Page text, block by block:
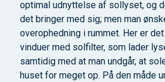
optimal udnyttelse af sollyset, og
det bringer med sig; men man
overophedning i rummet. Her er
vinduer med solfilter, som lader
samtidig med at man undgår, at
huset for meget op. På den måde